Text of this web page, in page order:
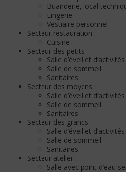
Buanderie, local
Lingerie
Vestiaire personnel
Secteur restauration :
Cuisine
Secteur des petits :
Salle d’éveil et d’activités
Salle de sommeil
Sanitaires
Secteur des moyens :
Salle d’éveil et d’activités
Salle de sommeil
Sanitaires
Secteur des grands :
Salle d’éveil et d’activités
Salle de sommeil
Sanitaires
Secteur atelier :
Salle avec point d’eau